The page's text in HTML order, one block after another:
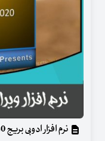
نرم افزار ادوبی بریج Adobe Bridge 2020